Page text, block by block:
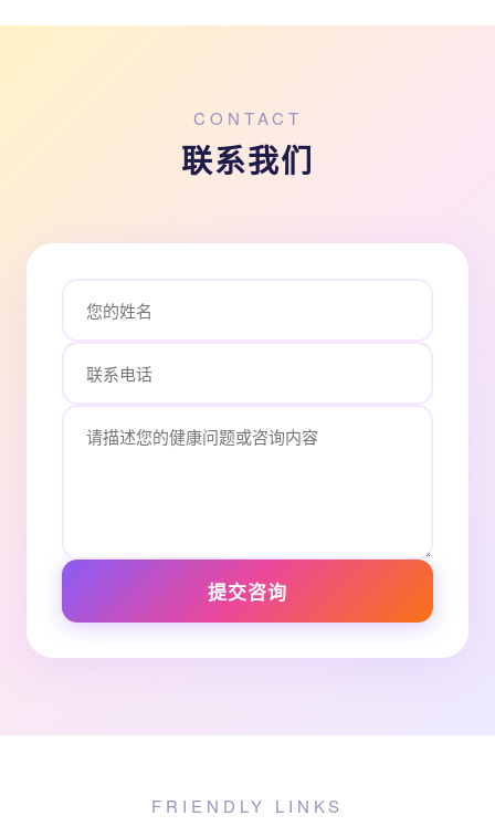
CONTACT
联系我们
提交咨询
FRIENDLY LINKS